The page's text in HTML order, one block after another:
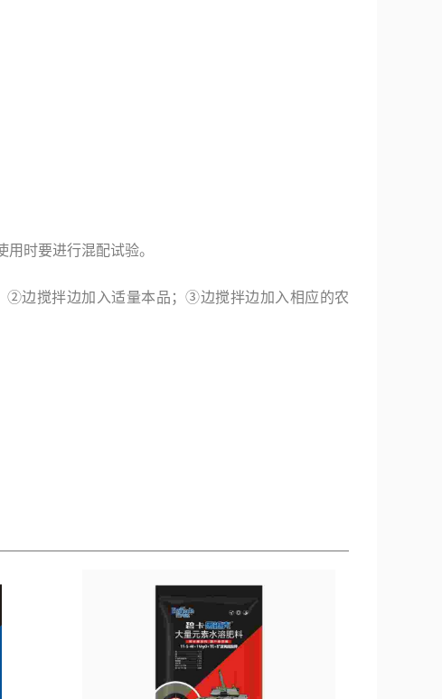
时要进行混配试验。
②边搅拌边加入适量本品；③边搅拌边加入相应的农